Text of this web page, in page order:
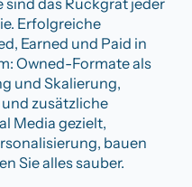
Erfolgreiche
Earned und Paid in
Owned-Formate als
und Skalierung,
zusätzliche
Media gezielt,
bauen
Sie alles sauber.